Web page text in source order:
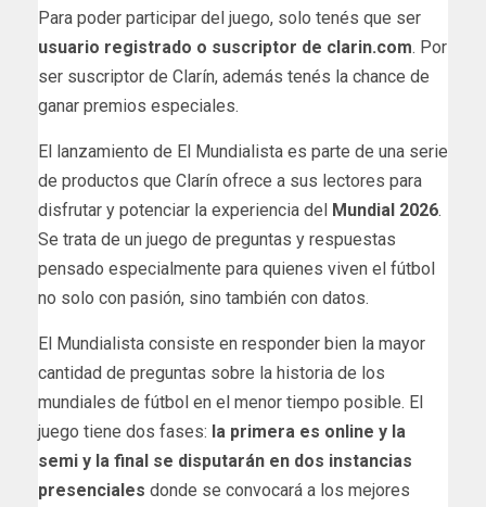
Para poder participar del juego, solo tenés que ser
usuario registrado o suscriptor de clarin.com. Por
ser suscriptor de Clarín, además tenés la chance de
ganar premios especiales.
El lanzamiento de El Mundialista es parte de una serie
de productos que Clarín ofrece a sus lectores para
disfrutar y potenciar la experiencia del Mundial 2026.
Se trata de un juego de preguntas y respuestas
pensado especialmente para quienes viven el fútbol
no solo con pasión, sino también con datos.
El Mundialista consiste en responder bien la mayor
cantidad de preguntas sobre la historia de los
mundiales de fútbol en el menor tiempo posible. El
juego tiene dos fases: la primera es online y la
semi y la final se disputarán en dos instancias
presenciales donde se convocará a los mejores